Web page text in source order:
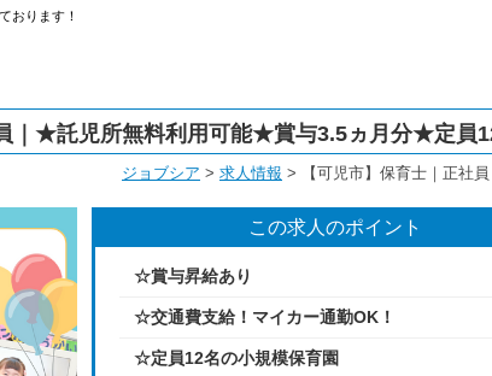
おります！
員｜★託児所無料利用可能★賞与3.5ヵ月分★定員
ジョブシア > 求人情報 > 【可児市】保育士｜正
この求人のポイント
☆賞与昇給あり
☆交通費支給！マイカー通勤OK！
☆定員12名の小規模保育園